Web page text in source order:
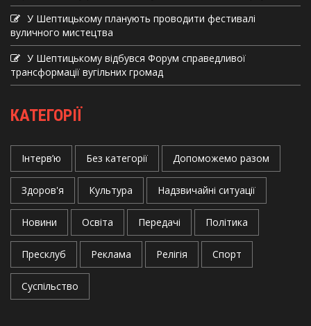
У Шептицькому планують проводити фестивалі
вуличного мистецтва
У Шептицькому відбувся Форум справедливої
трансформації вугільних громад
КАТЕГОРІЇ
Інтерв’ю Без категорії Допоможемо разом
Здоров'я Культура Надзвичайні ситуації
Новини Освіта Передачі Політика
Пресклуб Реклама Релігія Спорт
Суспільство